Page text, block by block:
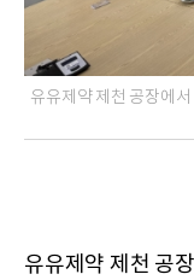
유유제약 제천 공장에
유유제약 제천 공